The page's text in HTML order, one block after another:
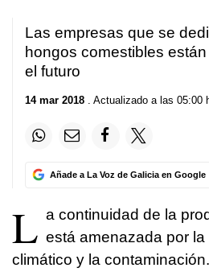
Las empresas que se
hongos comestibles
el futuro
14 mar 2018 . Actualizado a las 05:00
Añade a La Voz de Galicia en Google
L a continuidad de la
está amenazada por
climático y la